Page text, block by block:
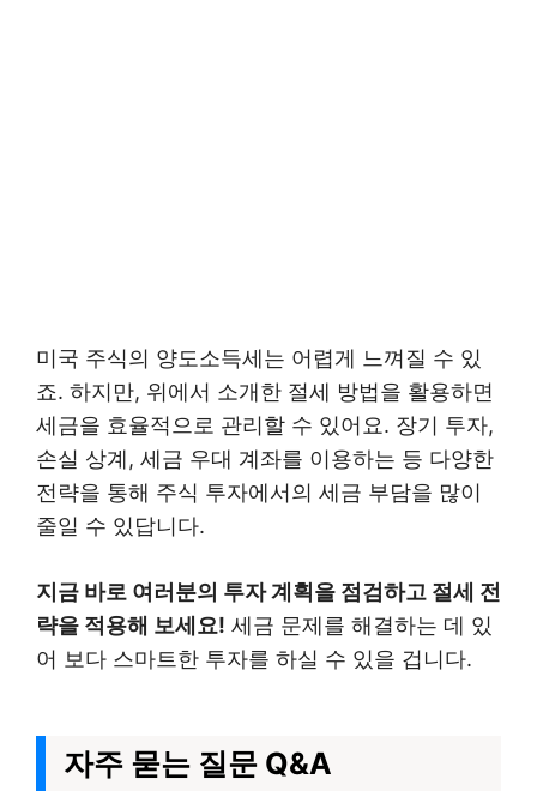
미국 주식의 양도소득세는 어렵게 느껴질 수 있
죠. 하지만, 위에서 소개한 절세 방법을 활용하면
세금을 효율적으로 관리할 수 있어요. 장기 투자,
손실 상계, 세금 우대 계좌를 이용하는 등 다양한
전략을 통해 주식 투자에서의 세금 부담을 많이
줄일 수 있답니다.
지금 바로 여러분의 투자 계획을 점검하고 절세 전
략을 적용해 보세요! 세금 문제를 해결하는 데 있
어 보다 스마트한 투자를 하실 수 있을 겁니다.
자주 묻는 질문 Q&A